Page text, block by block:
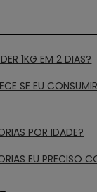
1KG EM 2 DIAS?
SE EU
POR IDADE?
EU PRECISO